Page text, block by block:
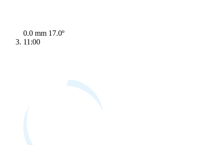
0.0 mm 17.0º
11:00